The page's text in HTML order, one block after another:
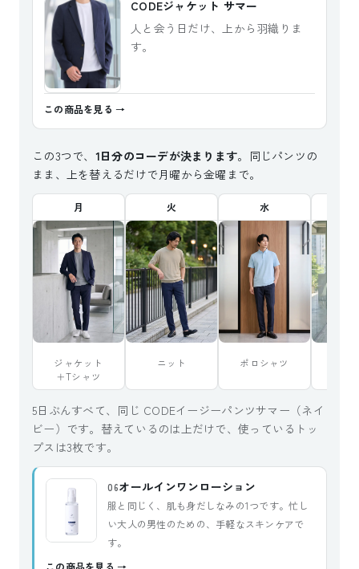
CODEジャケット サマー
人と会う日だけ、上から羽織りま
す。
この商品を見る
この3つで、 1日分のコーデが決まります。同じパンツの
まま、上を替えるだけで月曜から金曜まで。
月
ジャケット
＋Tシャツ
火
ニット
水
ポロシャツ
5日ぶんすべて、同じ CODEイージーパンツサマー（ネイ
ビー）です。替えているのは上だけで、使っているトッ
プスは3枚です。
06オールインワンローション
服と同じく、肌も身だしなみの1つです。忙し
い大人の男性のための、手軽なスキンケアで
す。
この商品を見る